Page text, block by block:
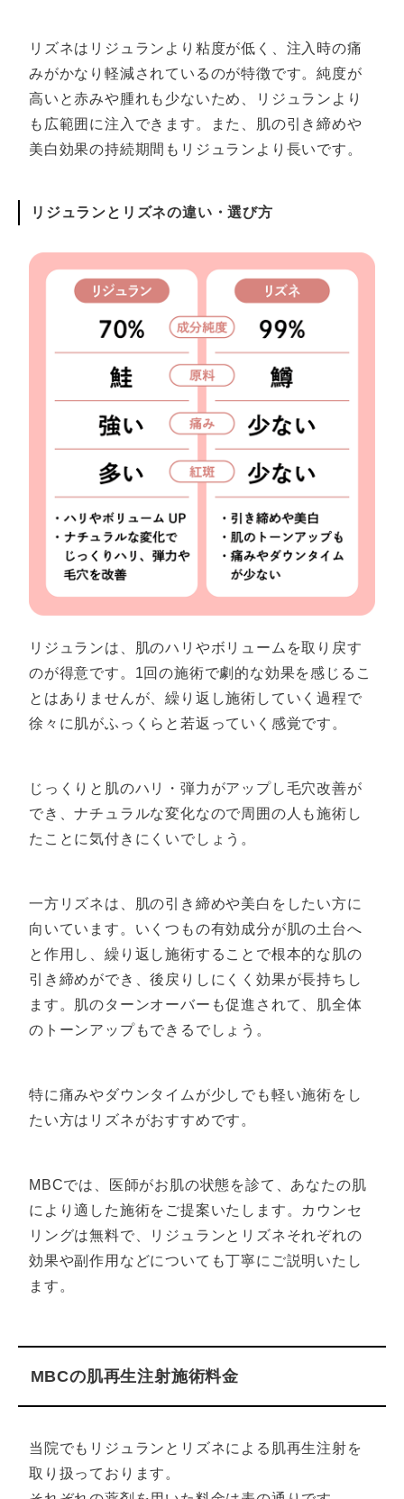
リズネはリジュランより粘度が低く、注入時の痛
みがかなり軽減されているのが特徴です。純度が
高いと赤みや腫れも少ないため、リジュランより
も広範囲に注入できます。また、肌の引き締めや
美白効果の持続期間もリジュランより長いです。
リジュランとリズネの違い・選び方
リジュランは、肌のハリやボリュームを取り戻す
のが得意です。1回の施術で劇的な効果を感じるこ
とはありませんが、繰り返し施術していく過程で
徐々に肌がふっくらと若返っていく感覚です。
じっくりと肌のハリ・弾力がアップし毛穴改善が
でき、ナチュラルな変化なので周囲の人も施術し
たことに気付きにくいでしょう。
一方リズネは、肌の引き締めや美白をしたい方に
向いています。いくつもの有効成分が肌の土台へ
と作用し、繰り返し施術することで根本的な肌の
引き締めができ、後戻りしにくく効果が長持ちし
ます。肌のターンオーバーも促進されて、肌全体
のトーンアップもできるでしょう。
特に痛みやダウンタイムが少しでも軽い施術をし
たい方はリズネがおすすめです。
MBCでは、医師がお肌の状態を診て、あなたの肌
により適した施術をご提案いたします。カウンセ
リングは無料で、リジュランとリズネそれぞれの
効果や副作用などについても丁寧にご説明いたし
ます。
MBCの肌再生注射施術料金
当院でもリジュランとリズネによる肌再生注射を
取り扱っております。